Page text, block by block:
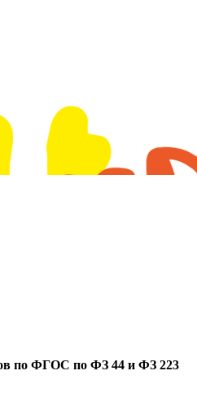
по ФГОC по ФЗ 44 и ФЗ 223